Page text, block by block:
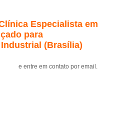
Especialista em
para
(Brasília)
e entre em contato por email.